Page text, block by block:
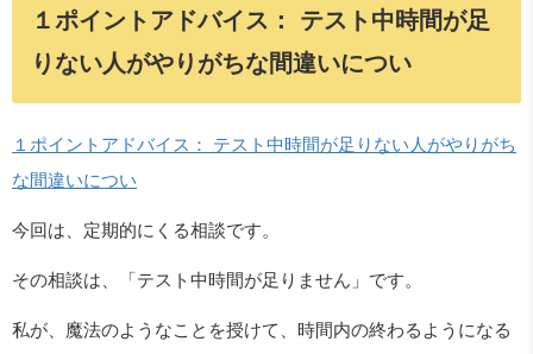
１ポイントアドバイス： テスト中時間が足
りない人がやりがちな間違いについ
１ポイントアドバイス： テスト中時間が足りない人がやりがち
な間違いについ
今回は、定期的にくる相談です。
その相談は、「テスト中時間が足りません」です。
私が、魔法のようなことを授けて、時間内の終わるようになる